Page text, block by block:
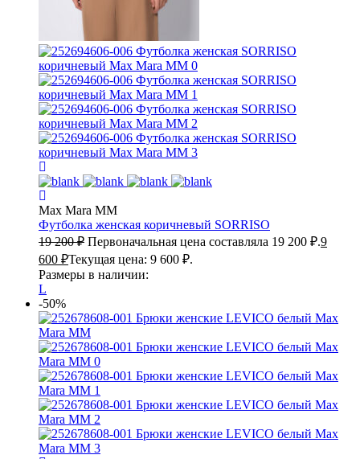
Max Mara MM
Футболка женская коричневый SORRISO
19 200₽ Первоначальная цена составляла 19 200 ₽.9
600 ₽Текущая цена: 9 600 ₽.
Размеры в наличии:
L
-50%